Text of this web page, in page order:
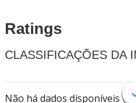
Ratings
CLASSIFICAÇÕES DA
Não há dados disponíveis